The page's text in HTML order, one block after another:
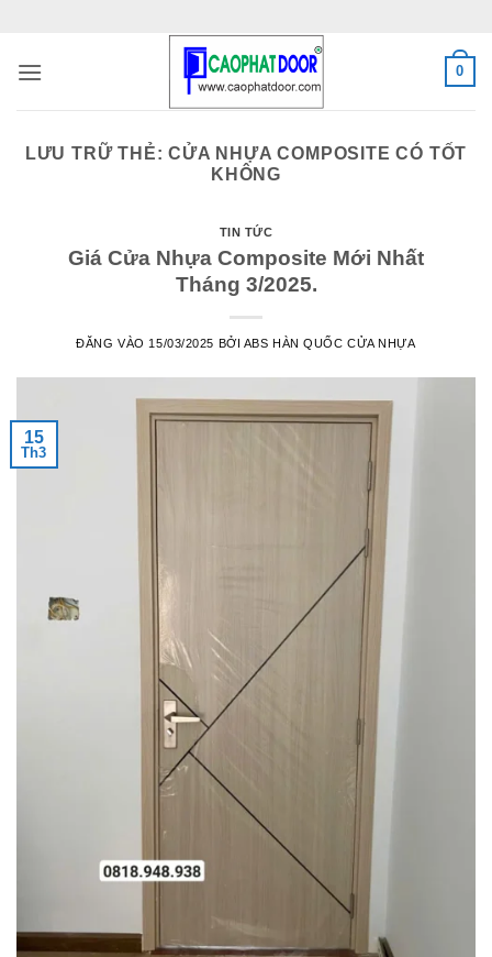
nội
0
LƯU TRỮ THẺ:CỬA NHỰA COMPOSITE CÓ TỐT
KHÔNG
TIN TỨC
Giá Cửa Nhựa Composite Mới Nhất
Tháng 3/2025.
ĐĂNG VÀO 15/03/2025 BỞI ABS HÀN QUỐC CỬA NHỰA
15
Th3